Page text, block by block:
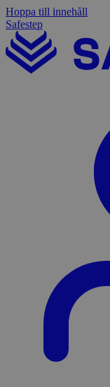
Hoppa till innehåll
Safestep